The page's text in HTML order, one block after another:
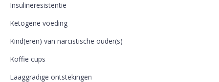
Insulineresistentie
Ketogene voeding
Kind(eren) van narcistische ouder(s)
Koffie cups
Laaggradige ontstekingen